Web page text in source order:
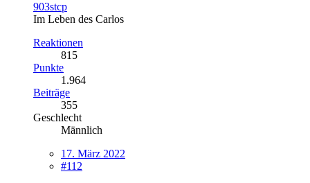
903stcp
Im Leben des Carlos
Reaktionen
815
Punkte
1.964
Beiträge
355
Geschlecht
Männlich
17. März 2022
#112